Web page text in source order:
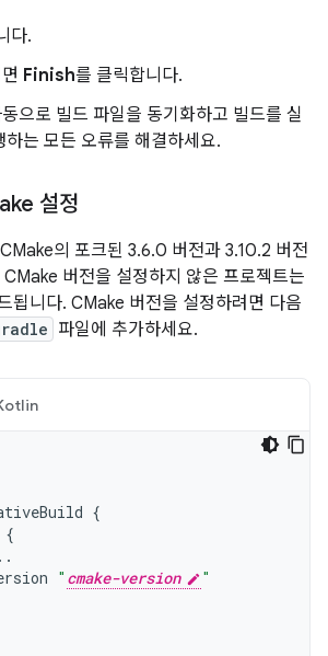
다.
Finish를 클릭합니다.
으로 빌드 파일을 동기화하고 빌드를 실
하는 모든 오류를 해결하세요.
설정
의 포크된 3.6.0 버전과 3.10.2 버전
버전을 설정하지 않은 프로젝트는
됩니다. CMake 버전을 설정하려면 다음
파일에 추가하세요.
{
{
" cmake-version
"